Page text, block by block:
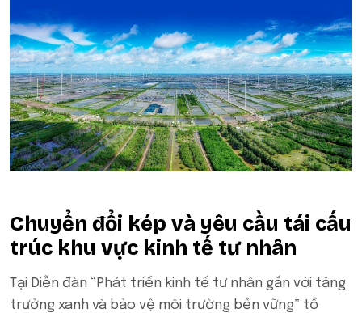
Chuyển đổi kép và yêu cầu tái cấu
trúc khu vực kinh tế tư nhân
Tại Diễn đàn “Phát triển kinh tế tư nhân gắn với tăng
trưởng xanh và bảo vệ môi trường bền vững” tổ